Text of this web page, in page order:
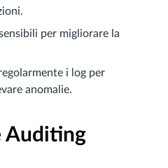
per migliorare la
i log per
anomalie.
Auditing